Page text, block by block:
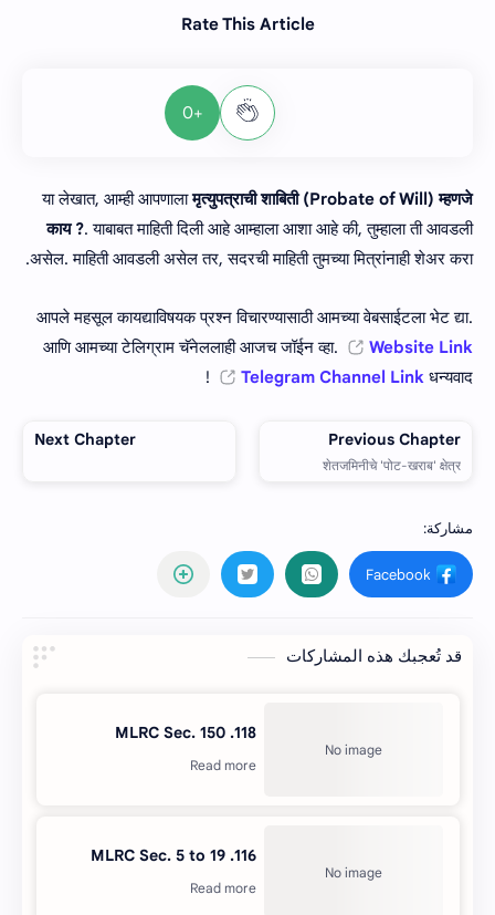
Rate This Article
+0
या लेखात, आम्ही आपणालामृत्युपत्राची शाबिती (Probate of Will) म्‍हणजे
काय ?. याबाबत माहिती दिली आहे आम्हाला आशा आहे की, तुम्हाला ती आवडली
असेल. माहिती आवडली असेल तर, सदरची माहिती तुमच्या मित्रांनाही शेअर करा.
आपले महसूल कायद्याविषयक प्रश्न विचारण्यासाठी आमच्या वेबसाईटला भेट द्या.
आणि आमच्या टेलिग्राम चॅनेललाही आजच जॉईन व्हा.
Website Link
Telegram Channel Link धन्यवाद !
قد تُعجبك هذه المشاركات
118. MLRC Sec. 150
116. MLRC Sec. 5 to 19